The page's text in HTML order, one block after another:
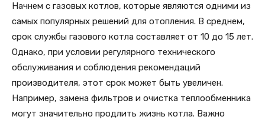
Начнем с газовых котлов, которые являются одними из
самых популярных решений для отопления. В среднем,
срок службы газового котла составляет от 10 до 15 лет.
Однако, при условии регулярного технического
обслуживания и соблюдения рекомендаций
производителя, этот срок может быть увеличен.
Например, замена фильтров и очистка теплообменника
могут значительно продлить жизнь котла. Важно